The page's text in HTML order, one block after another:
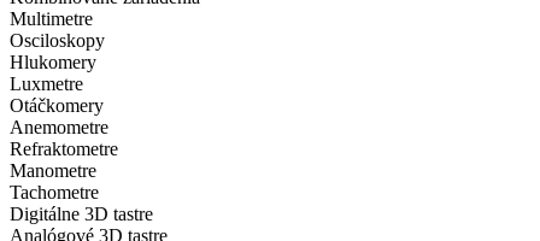
Multimetre
Osciloskopy
Hlukomery
Luxmetre
Otáčkomery
Anemometre
Refraktometre
Manometre
Tachometre
Digitálne 3D tastre
Analógové 3D tastre